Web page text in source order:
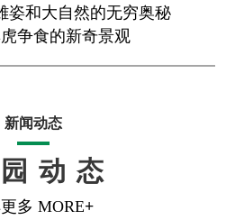
姿和大自然的无穷奥秘
争食的新奇景观
新闻动态
动态